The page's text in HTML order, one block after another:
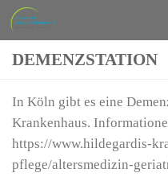
Zum Inhalt springen
DEMENZSTATION
In Köln gibt es eine
Krankenhaus.
https://www.hildegardis-
pflege/altersmedizin-